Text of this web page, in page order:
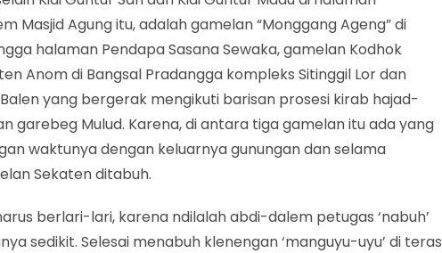
Masjid Agung itu, adalah gamelan “Monggang Ageng” di
halaman Pendapa Sasana Sewaka, gamelan Kodhok
Anom di Bangsal Pradangga kompleks Sitinggil Lor dan
yang bergerak mengikuti barisan prosesi kirab hajad-
garebeg Mulud. Karena, di antara tiga gamelan itu ada yang
waktunya dengan keluarnya gunungan dan selama
Sekaten ditabuh.
berlari-lari, karena ndilalah abdi-dalem petugas ‘nabuh’
sedikit. Selesai menabuh klenengan ‘manguyu-uyu’ di teras